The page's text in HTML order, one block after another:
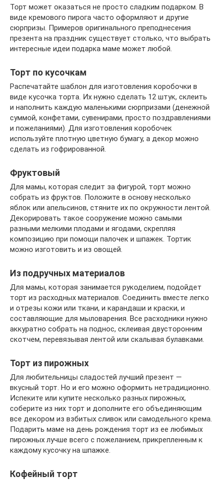
Торт может оказаться не просто сладким подарком. В
виде кремового пирога часто оформляют и другие
сюрпризы. Примеров оригинального преподнесения
презента на праздник существует столько, что выбрать
интересные идеи подарка маме может любой.
Торт по кусочкам
Распечатайте шаблон для изготовления коробочки в
виде кусочка торта. Их нужно сделать 12 штук, склеить
и наполнить каждую маленькими сюрпризами (денежной
суммой, конфетами, сувенирами, просто поздравлениями
и пожеланиями). Для изготовления коробочек
используйте плотную цветную бумагу, а декор можно
сделать из гофрированной.
Фруктовый
Для мамы, которая следит за фигурой, торт можно
собрать из фруктов. Положите в основу несколько
яблок или апельсинов, стяните их по окружности лентой.
Декорировать такое сооружение можно самыми
разными мелкими плодами и ягодами, скрепляя
композицию при помощи палочек и шпажек. Тортик
можно изготовить и из овощей.
Из подручных материалов
Для мамы, которая занимается рукоделием, подойдет
торт из расходных материалов. Соединить вместе легко
и отрезы кожи или ткани, и карандаши и краски, и
составляющие для мыловарения. Все расходники нужно
аккуратно собрать на поднос, склеивая двусторонним
скотчем, перевязывая лентой или скалывая булавками.
Торт из пирожных
Для любительницы сладостей лучший презент —
вкусный торт. Но и его можно оформить нетрадиционно.
Испеките или купите несколько разных пирожных,
соберите из них торт и дополните его объединяющим
все декором из взбитых сливок или самодельного крема.
Подарить маме на день рождения торт из ее любимых
пирожных лучше всего с пожеланием, прикрепленным к
каждому кусочку на шпажке.
Кофейный торт